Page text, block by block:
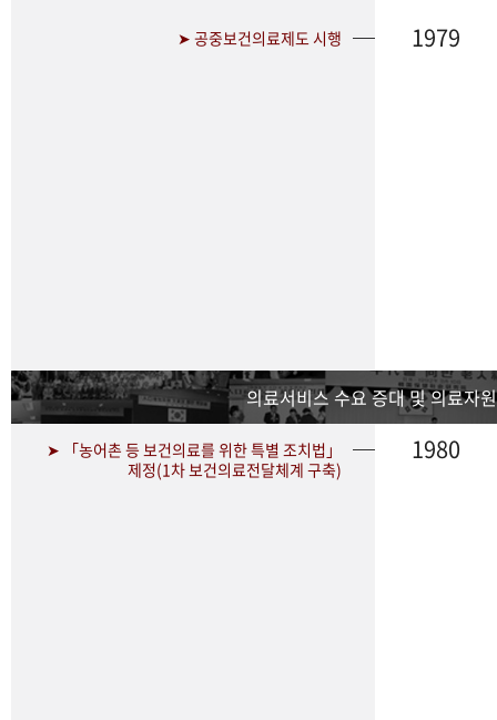
➤ 공중보건의료제도 시행 1979
의료서비스 수요 증대 및 의료자
➤ 「농어촌 등 보건의료를 위한 특별 조치법」
제정(1차 보건의료전달체계 구축)
1980